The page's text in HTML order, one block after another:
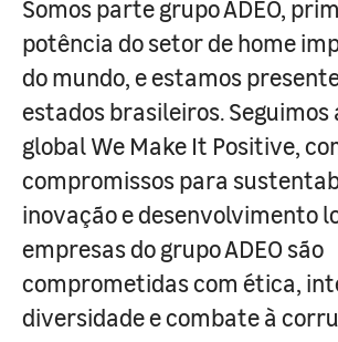
Somos parte grupo ADEO,
potência do setor de home
do mundo, e estamos
estados brasileiros.
global We Make It Positive,
compromissos para
inovação e desenvolvimento
empresas do grupo ADEO são
comprometidas com ética,
diversidade e combate à